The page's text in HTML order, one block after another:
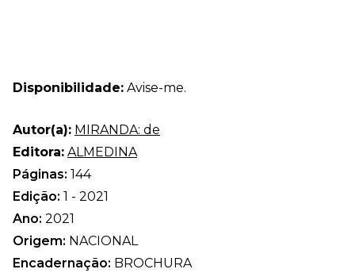
Disponibilidade: Avise-me.
Autor(a): MIRANDA: de
Editora: ALMEDINA
Páginas: 144
Edição: 1 - 2021
Ano: 2021
Origem: NACIONAL
Encadernação: BROCHURA